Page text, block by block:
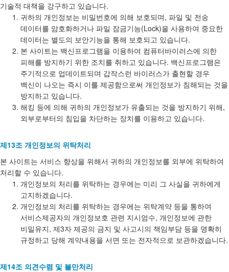
기술적 대책을 강구하고 있습니다.
귀하의 개인정보는 비밀번호에 의해 보호되며, 파일 및 전송
데이터를 암호화하거나 파일 잠금기능(Lock)을 사용하여 중요한
데이터는 별도의 보안기능을 통해 보호되고 있습니다.
본 사이트는 백신프로그램을 이용하여 컴퓨터바이러스에 의한
피해를 방지하기 위한 조치를 취하고 있습니다. 백신프로그램은
주기적으로 업데이트되며 갑작스런 바이러스가 출현할 경우
백신이 나오는 즉시 이를 제공함으로써 개인정보가 침해되는 것을
방지하고 있습니다.
해킹 등에 의해 귀하의 개인정보가 유출되는 것을 방지하기 위해,
외부로부터의 침입을 차단하는 장치를 이용하고 있습니다.
제13조 개인정보의 위탁처리
본 사이트는 서비스 향상을 위해서 귀하의 개인정보를 외부에 위탁하여
처리할 수 있습니다.
개인정보의 처리를 위탁하는 경우에는 미리 그 사실을 귀하에게
고지하겠습니다.
개인정보의 처리를 위탁하는 경우에는 위탁계약 등을 통하여
서비스제공자의 개인정보호 관련 지시엄수, 개인정보에 관한
비밀유지, 제3자 제공의 금지 및 사고시의 책임부담 등을 명확히
규정하고 당해 계약내용을 서면 또는 전자적으로 보관하겠습니다.
제14조 의견수렴 및 불만처리